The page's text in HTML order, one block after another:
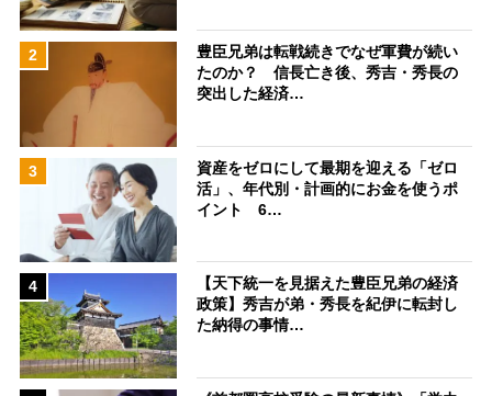
2
豊臣兄弟は転戦続きでなぜ軍費が続い
たのか？ 信長亡き後、秀吉・秀長の
突出した経済…
3
資産をゼロにして最期を迎える「ゼロ
活」、年代別・計画的にお金を使うポ
イント 6…
4
【天下統一を見据えた豊臣兄弟の経済
政策】秀吉が弟・秀長を紀伊に転封し
た納得の事情…